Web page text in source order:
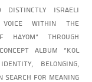
distinctly Israeli
voice within the
HaYom” through
album “Kol
belonging,
for meaning.